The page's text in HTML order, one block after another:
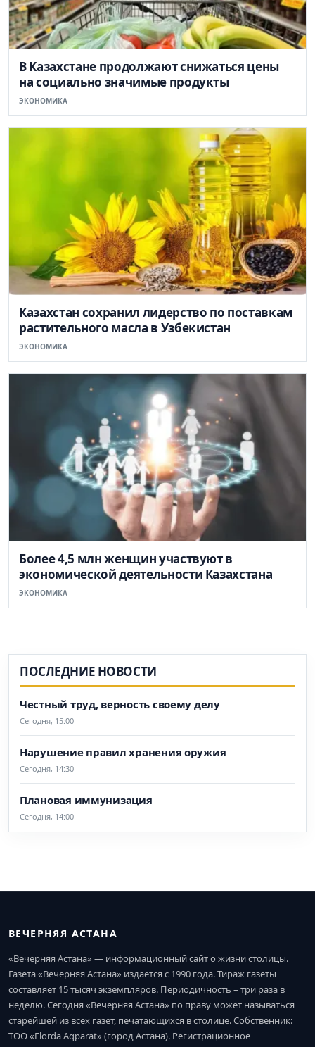
В Казахстане продолжают снижаться цены
на социально значимые продукты
ЭКОНОМИКА
Казахстан сохранил лидерство по поставкам
растительного масла в Узбекистан
ЭКОНОМИКА
Более 4,5 млн женщин участвуют в
экономической деятельности Казахстана
ЭКОНОМИКА
ПОСЛЕДНИЕ НОВОСТИ
Честный труд, верность своему делу
Сегодня, 15:00
Нарушение правил хранения оружия
Сегодня, 14:30
Плановая иммунизация
Сегодня, 14:00
ВЕЧЕРНЯЯ АСТАНА
«Вечерняя Астана» — информационный сайт о жизни столицы.
Газета «Вечерняя Астана» издается с 1990 года. Тираж газеты
составляет 15 тысяч экземпляров. Периодичность – три раза в
неделю. Сегодня «Вечерняя Астана» по праву может называться
старейшей из всех газет, печатающихся в столице. Собственник:
ТОО «Elorda Aqparat» (город Астана). Регистрационное